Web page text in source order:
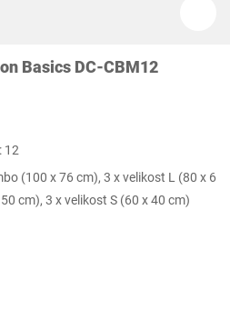
Basics DC-CBM12
12
(100 x 76 cm), 3 x velikost L (80 x 6
cm), 3 x velikost S (60 x 40 cm)